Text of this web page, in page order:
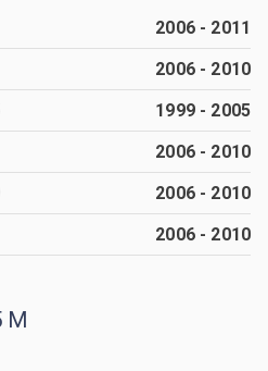
2006- 2011
2006- 2010
1999- 2005
2006- 2010
2006- 2010
2006- 2010
M